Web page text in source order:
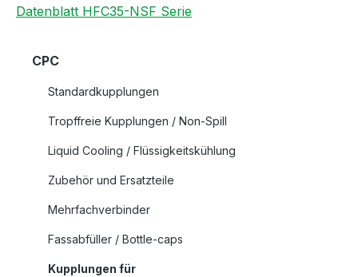
Datenblatt HFC35-NSF Serie
CPC
Standardkupplungen
Tropffreie Kupplungen / Non-Spill
Liquid Cooling / Flüssigkeitskühlung
Zubehör und Ersatzteile
Mehrfachverbinder
Fassabfüller / Bottle-caps
Kupplungen für